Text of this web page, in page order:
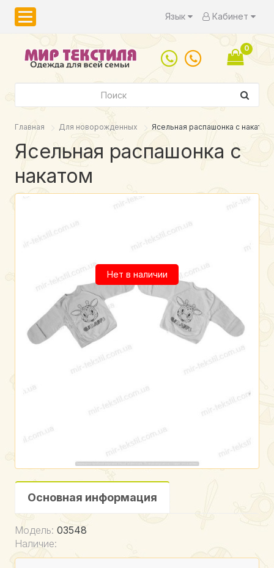
Язык Кабинет
0
Главная Для новорожденных Ясельная распашонка с накатом
Ясельная распашонка с
накатом
Нет в наличии
Основная информация
Модель: 03548
Наличие: